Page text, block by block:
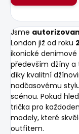
Jsme
London již od roku
ikonické
především džíny a
díky kvalitní
nadčasovému
scénou. Pokud
trička pro
modely, které
outfitem.